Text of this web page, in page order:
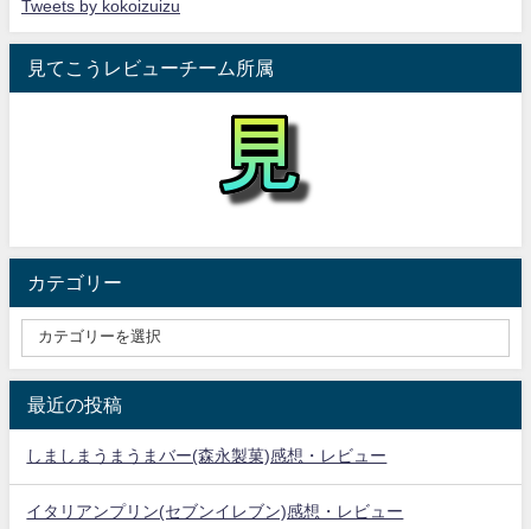
Tweets by kokoizuizu
見てこうレビューチーム所属
カテゴリー
最近の投稿
しましまうまうまバー(森永製菓)感想・レビュー
イタリアンプリン(セブンイレブン)感想・レビュー